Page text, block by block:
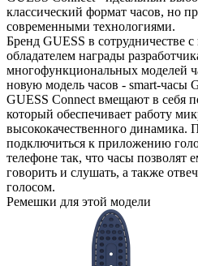
классический формат часов, но
современными технологиями.
Бренд GUESS в сотрудничестве
обладателем награды
многофункциональных моделей
новую модель часов - smart-часы
GUESS Connect вмещают в себя
который обеспечивает работу
высококачественного динамика.
подключиться к приложению
телефоне так, что часы позволят
говорить и слушать, а также
голосом.
Ремешки для этой модели